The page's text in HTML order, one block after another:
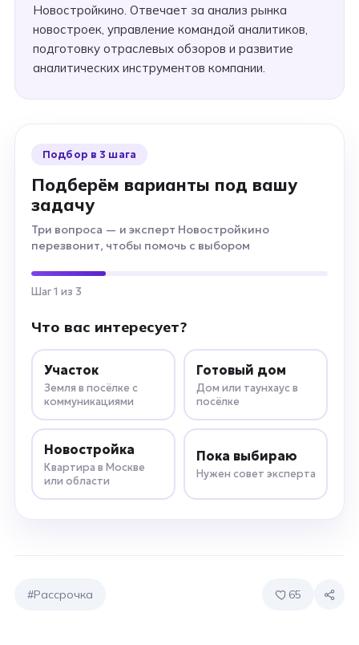
Новостройкино. Отвечает за анализ рынка
новостроек, управление командой аналитиков,
подготовку отраслевых обзоров и развитие
аналитических инструментов компании.
Подбор в 3 шага
Подберём варианты под вашу
задачу
Три вопроса — и эксперт Новостройкино
перезвонит, чтобы помочь с выбором
Шаг 1 из 3
Что вас интересует?
Участок
Земля в посёлке с
коммуникациями
Готовый дом
Дом или таунхаус в
посёлке
Новостройка
Квартира в Москве
или области
Пока выбираю
Нужен совет эксперта
#Рассрочка 65